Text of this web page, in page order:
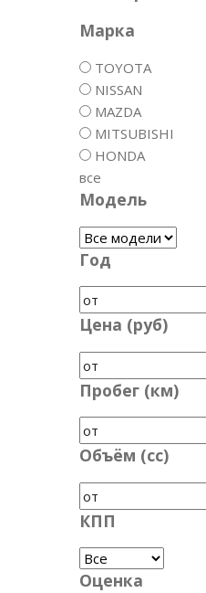
Марка
TOYOTA
NISSAN
MAZDA
MITSUBISHI
HONDA
все
Модель
Год
Цена (руб)
Пробег (км)
Объём (cc)
КПП
Оценка